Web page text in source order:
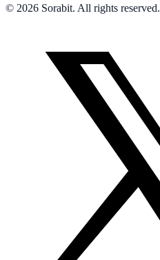
© 2026 Sorabit. All rights reserved.